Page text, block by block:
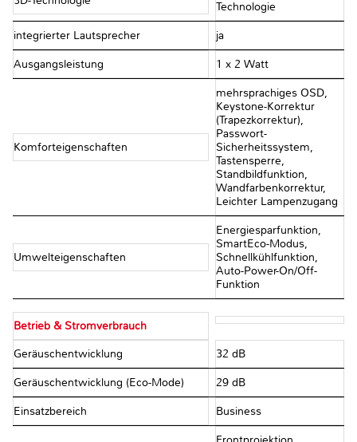
Technologie
integrierter Lautsprecher ja
Ausgangsleistung 1 x 2 Watt
Komforteigenschaften
mehrsprachiges OSD,
Keystone-Korrektur
(Trapezkorrektur),
Passwort-
Sicherheitssystem,
Tastensperre,
Standbildfunktion,
Wandfarbenkorrektur,
Leichter Lampenzugang
Umwelteigenschaften
Energiesparfunktion,
SmartEco-Modus,
Schnellkühlfunktion,
Auto-Power-On/Off-
Funktion
Betrieb & Stromverbrauch
Geräuschentwicklung 32 dB
Geräuschentwicklung (Eco-Mode) 29 dB
Einsatzbereich Business